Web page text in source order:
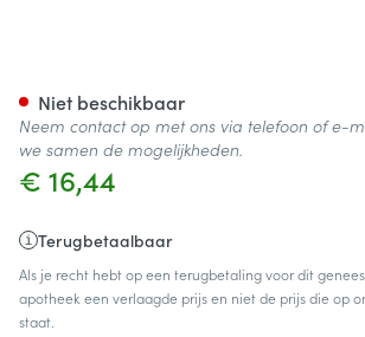
€ 16,44
Terugbetaalbaar
Als je recht hebt op een terugbetaling voor dit
apotheek een verlaagde prijs en niet de prijs die op
staat.
Niet beschikbaar
Neem contact op met ons via telefoon of e-
we samen de mogelijkheden.